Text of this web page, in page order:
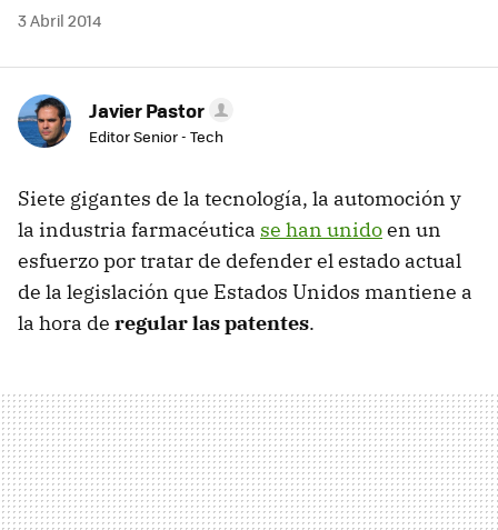
3 Abril 2014
Javier Pastor
Editor Senior - Tech
Siete gigantes de la tecnología, la automoción y
la industria farmacéutica se han unidoen un
esfuerzo por tratar de defender el estado actual
de la legislación que Estados Unidos mantiene a
la hora de regular las patentes.